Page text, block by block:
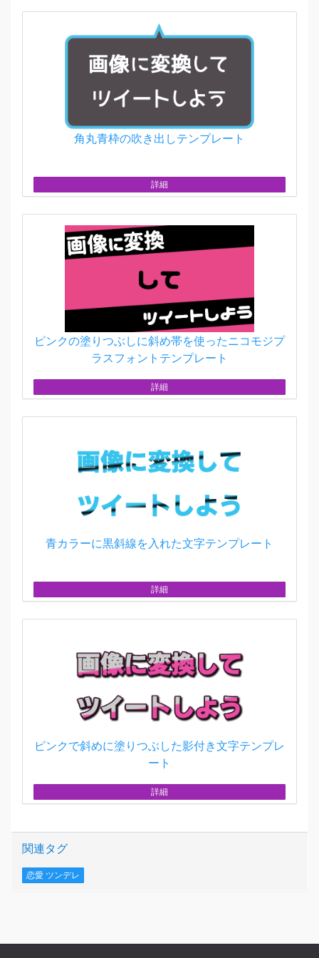
角丸青枠の吹き出しテンプレート
詳細
ピンクの塗りつぶしに斜め帯を使ったニコモジプ
ラスフォントテンプレート
詳細
青カラーに黒斜線を入れた文字テンプレート
詳細
ピンクで斜めに塗りつぶした影付き文字テンプレ
ート
詳細
関連タグ
恋愛 ツンデレ